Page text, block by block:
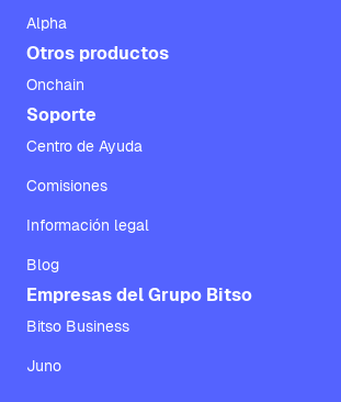
Alpha
Otros productos
Onchain
Soporte
Centro de Ayuda
Comisiones
Información legal
Blog
Empresas del Grupo Bitso
Bitso Business
Juno